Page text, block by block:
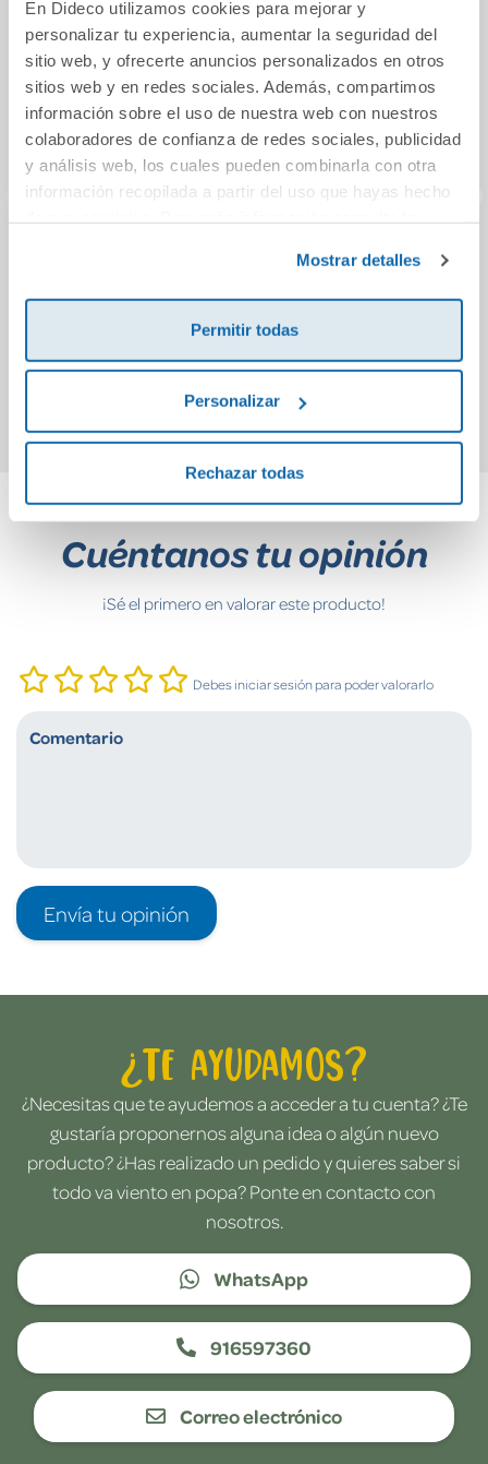
En Dideco utilizamos cookies para mejorar y
personalizar tu experiencia, aumentar la seguridad del
sitio web, y ofrecerte anuncios personalizados en otros
sitios web y en redes sociales. Además, compartimos
información sobre el uso de nuestra web con nuestros
colaboradores de confianza de redes sociales, publicidad
y análisis web, los cuales pueden combinarla con otra
información recopilada a partir del uso que hayas hecho
Mostrar detalles
Permitir todas
Personalizar
Rechazar todas
Querido hijo:
padres
12,36€
Cuéntanos tu opinión
¡Sé el primero en valorar este producto!
Debes iniciar sesión para poder valorarlo
Envía tu opinión
¿Te ayudamos?
¿Necesitas que te ayudemos a acceder a tu cuenta? ¿Te
gustaría proponernos alguna idea o algún nuevo
producto? ¿Has realizado un pedido y quieres saber si
todo va viento en popa? Ponte en contacto con
nosotros.
WhatsApp
916597360
Correo electrónico